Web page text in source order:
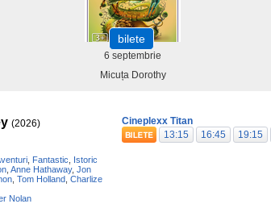
bilete
6 septembrie
Micuța Dorothy
(2026)
Fantastic
Istoric
Anne Hathaway, Jon
Tom Holland Charlize
Nolan
Cineplexx Titan
13:15
16:45 19:15